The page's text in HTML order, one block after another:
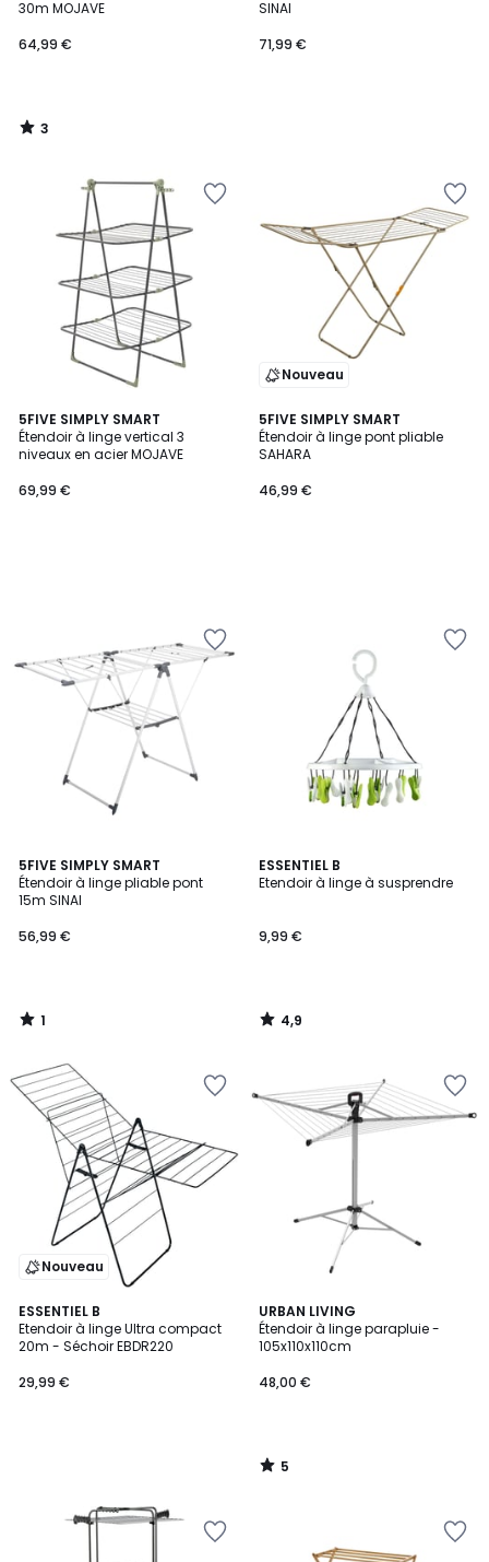
30m MOJAVE
64,99 €
5
3
/
SINAI
71,99 €
5FIVE SIMPLY SMART
Étendoir à linge vertical 3
niveaux en acier MOJAVE
69,99 €
Nouveau
5FIVE SIMPLY SMART
Étendoir à linge pont pliable
SAHARA
46,99 €
5FIVE SIMPLY SMART
Étendoir à linge pliable pont
15m SINAI
56,99 €
1
/
5
1
/
ESSENTIEL B
Etendoir à linge à susprendre
9,99 €
4,9
/ 5
4,9
/
Nouveau
ESSENTIEL B
Etendoir à linge Ultra compact
20m - Séchoir EBDR220
29,99 €
URBAN LIVING
Étendoir à linge parapluie -
105x110x110cm
48,00 €
5
/
5
5
/